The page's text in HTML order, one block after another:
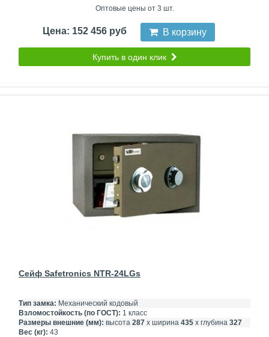
Оптовые цены от 3 шт.
Цена: 152 456 руб В корзину
Купить в один клик
Сейф Safetronics NTR-24LGs
Тип замка: Механический кодовый
Взломостойкость (по ГОСТ): 1 класс
Размеры внешние (мм): высота 287 х ширина 435 х глубина 327
Вес (кг): 43